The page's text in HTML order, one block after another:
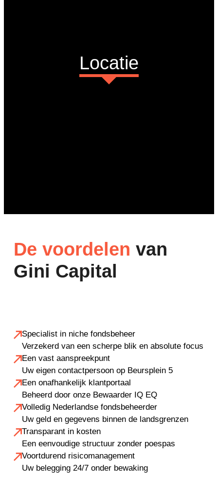
Locatie
De voordelen van
Gini Capital
Specialist in niche fondsbeheer
Verzekerd van een scherpe blik en absolute focus
Een vast aanspreekpunt
Uw eigen contactpersoon op Beursplein 5
Een onafhankelijk klantportaal
Beheerd door onze Bewaarder IQ EQ
Volledig Nederlandse fondsbeheerder
Uw geld en gegevens binnen de landsgrenzen
Transparant in kosten
Een eenvoudige structuur zonder poespas
Voortdurend risicomanagement
Uw belegging 24/7 onder bewaking